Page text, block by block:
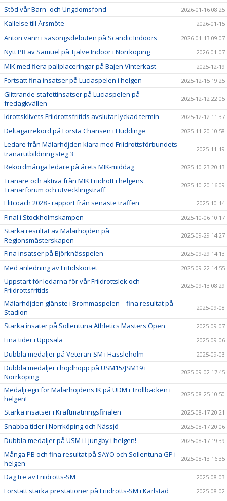
Stöd vår Barn- och Ungdomsfond 2026-01-16 08:25
Kallelse till Årsmöte 2026-01-15
Anton vann i säsongsdebuten på Scandic Indoors 2026-01-13 09:07
Nytt PB av Samuel på Tjalve Indoor i Norrköping 2026-01-07
MIK med flera pallplaceringar på Bajen Vinterkast 2025-12-19
Fortsatt fina insatser på Luciaspelen i helgen 2025-12-15 19:25
Glittrande stafettinsatser på Luciaspelen på
fredagkvällen
2025-12-12 22:05
Idrottsklivets Friidrottsfritids avslutar lyckad termin 2025-12-12 11:37
Deltagarrekord på Första Chansen i Huddinge 2025-11-20 10:58
Ledare från Mälarhöjden klara med Friidrottsförbundets
tränarutbildning steg 3
2025-11-19
Rekordmånga ledare på årets MIK-middag 2025-10-23 20:13
Tränare och aktiva från MIK Friidrott i helgens
Tränarforum och utvecklingsträff
2025-10-20 16:09
Elitcoach 2028 - rapport från senaste träffen 2025-10-14
Final i Stockholmskampen 2025-10-06 10:17
Starka resultat av Mälarhöjden på
Regionsmästerskapen
2025-09-29 14:27
Fina insatser på Björknässpelen 2025-09-29 14:13
Med anledning av Fritidskortet 2025-09-22 14:55
Uppstart för ledarna för vår Friidrottslek och
Friidrottsfritids
2025-09-13 08:29
Mälarhöjden glänste i Brommaspelen – fina resultat på
Stadion
2025-09-08
Starka insater på Sollentuna Athletics Masters Open 2025-09-07
Fina tider i Uppsala 2025-09-06
Dubbla medaljer på Veteran-SM i Hässleholm 2025-09-03
Dubbla medaljer i höjdhopp på USM15/JSM19 i
Norrköping
2025-09-02 17:45
Medaljregn för Mälarhöjdens IK på UDM i Trollbäcken i
helgen!
2025-08-25 10:50
Starka insatser i Kraftmätningsfinalen 2025-08-17 20:21
Snabba tider i Norrköping och Nässjö 2025-08-17 20:06
Dubbla medaljer på USM i Ljungby i helgen! 2025-08-17 19:39
Många PB och fina resultat på SAYO och Sollentuna GP i
helgen
2025-08-13 16:35
Dag tre av Friidrotts-SM 2025-08-03
Forstatt starka prestationer på Friidrotts-SM i Karlstad 2025-08-02